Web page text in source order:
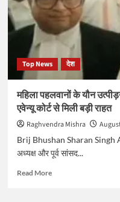
दिखे
अतीक
अहमद
और
अंसारी
Top News देश
महिला पहलवानों के यौन
एवेन्यू कोर्ट से मिली बड़ी राहत
Raghvendra Mishra
Brij Bhushan Sharan Singh
अध्यक्ष और पूर्व सांसद...
Read MoreRead